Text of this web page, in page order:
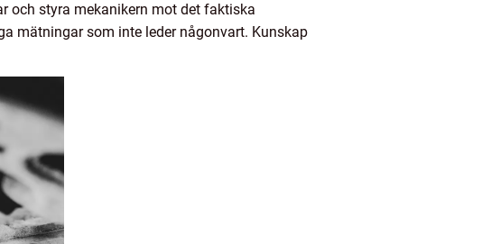
och styra mekanikern mot det faktiska
mätningar som inte leder någonvart. Kunskap